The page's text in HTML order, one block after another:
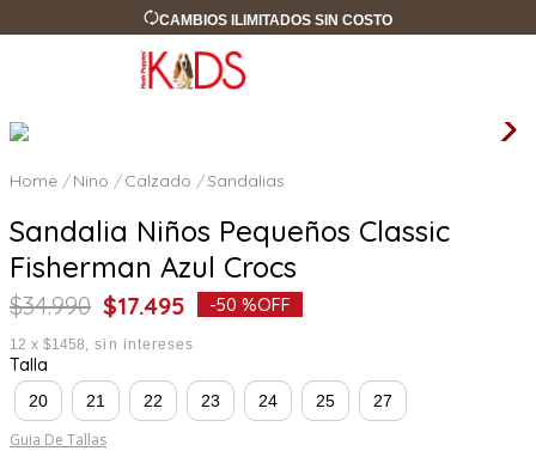
CAMBIOS ILIMITADOS SIN COSTO
Nino Calzado Sandalias
Sandalia Niños Pequeños Classic
Fisherman Azul Crocs
$34.990 $17.495 -50 %OFF
12 x $1458 sin intereses
Talla
20 21 22 23 24 25 27
Guia De Tallas